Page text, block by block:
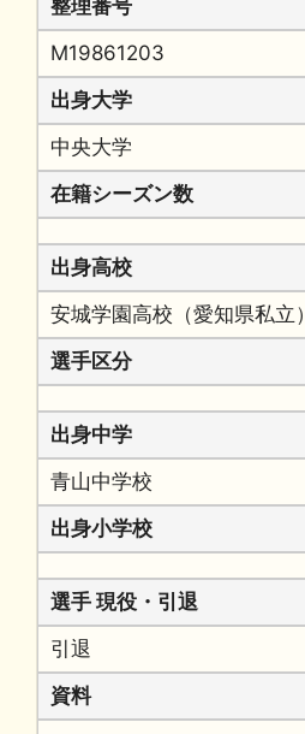
整理番号
M19861203
出身大学
中央大学
在籍シーズン数
出身高校
安城学園高校（愛知県私立）
選手区分
出身中学
青山中学校
出身小学校
選手 現役・引退
引退
資料